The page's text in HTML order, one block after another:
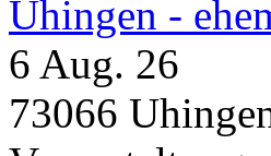
Uhingen -
6 Aug. 26
73066